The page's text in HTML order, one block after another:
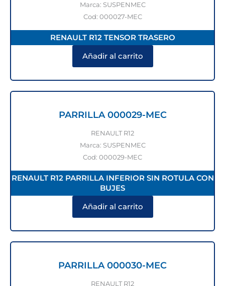
Marca: SUSPENMEC
Cod: 000027-MEC
RENAULT R12 TENSOR TRASERO
Añadir al carrito
PARRILLA 000029-MEC
RENAULT R12
Marca: SUSPENMEC
Cod: 000029-MEC
RENAULT R12 PARRILLA INFERIOR SIN ROTULA CON
BUJES
Añadir al carrito
PARRILLA 000030-MEC
RENAULT R12